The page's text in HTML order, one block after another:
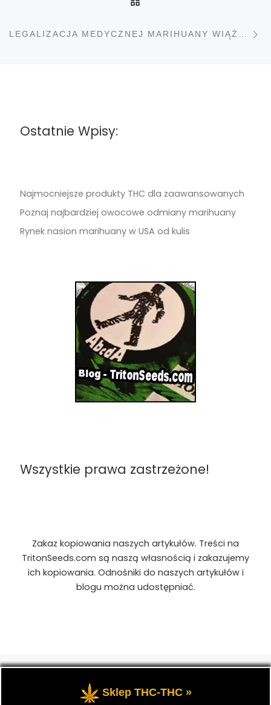
LEGALIZACJA MEDYCZNEJ MARIHUANY WIĄŻE SIĘ ZE ZMNIEJSZONYM STOSOWANIEM LEKÓW NA RECEPTĘ
Ostatnie Wpisy:
Najmocniejsze produkty THC dla zaawansowanych
Poznaj najbardziej owocowe odmiany marihuany
Rynek nasion marihuany w USA od kulis
Wszystkie prawa zastrzeżone!
Zakaz kopiowania naszych artykułów. Treści na
TritonSeeds.com są naszą własnością i zakazujemy
ich kopiowania. Odnośniki do naszych artykułów i
blogu można udostępniać.
- Przedstawia portal-blog o Marihuanie,
cannabis, konopiach indyjskich, CBD, RSO, THC.
Sklep THC-THC »